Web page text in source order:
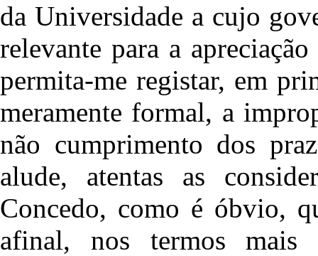
da Universidade a cujo
relevante para a
permita-me registar, em
meramente formal, a
não cumprimento dos
alude, atentas as
Concedo, como é óbvio,
afinal, nos termos mais